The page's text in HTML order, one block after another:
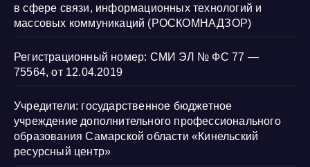
в сфере связи, информационных технологий и
массовых коммуникаций (РОСКОМНАДЗОР)
Регистрационный номер: СМИ ЭЛ № ФС 77 —
75564, от 12.04.2019
Учредители: государственное бюджетное
учреждение дополнительного профессионального
образования Самарской области «Кинельский
ресурсный центр»